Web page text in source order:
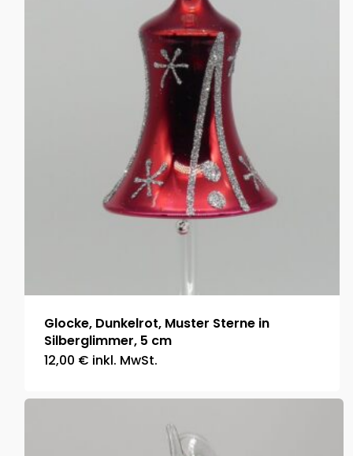
Glocke, Dunkelrot, Muster Sterne in
Silberglimmer, 5 cm
12,00 € inkl. MwSt.